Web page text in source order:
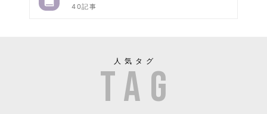
40記事
人気タグ